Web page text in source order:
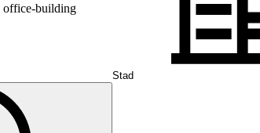
office-building